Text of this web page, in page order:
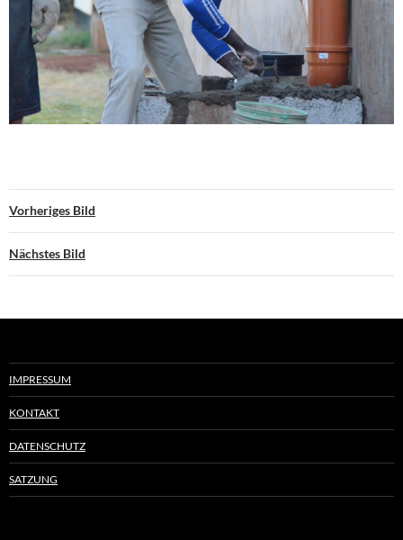
Vorheriges Bild
Nächstes Bild
IMPRESSUM
KONTAKT
DATENSCHUTZ
SATZUNG